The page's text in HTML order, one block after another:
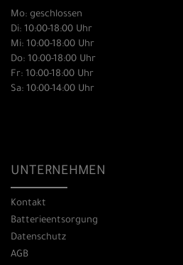
Mo: geschlossen
Di: 10:00-18:00 Uhr
Mi: 10:00-18:00 Uhr
Do: 10:00-18:00 Uhr
Fr: 10:00-18:00 Uhr
Sa: 10:00-14:00 Uhr
UNTERNEHMEN
Kontakt
Batterieentsorgung
Datenschutz
AGB